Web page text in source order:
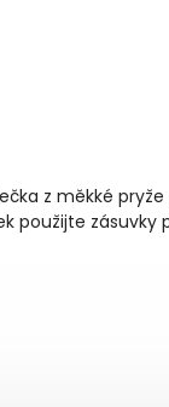
z měkké
použijte